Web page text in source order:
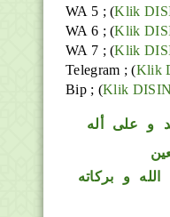
WA 5 ; (Klik
WA 6 ; (Klik
WA 7 ; (Klik
Telegram ;(Klik
Bip ; (Klik
و على أله
و بركاته